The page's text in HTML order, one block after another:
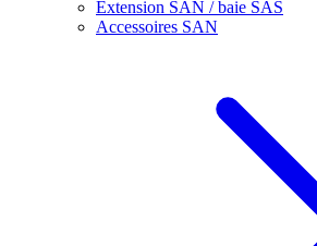
Extension SAN / baie SAS
Accessoires SAN